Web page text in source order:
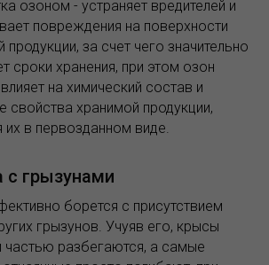
озоном - устраняет вредителей и
повреждения на поверхности
продукции, за счет чего значительно
сроки хранения, при этом озон
на химический состав и
свойства хранимой продукции,
их в первозданном виде.
с грызунами
борется с присутствием
грызунов. Учуяв его, крысы
разбегаются, а самые